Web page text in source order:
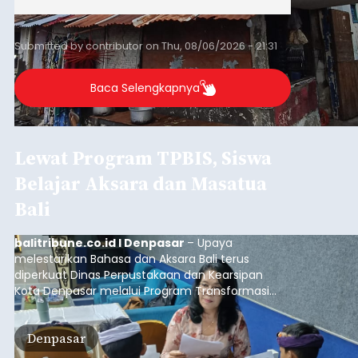
Submitted bycontributoronThu, 08/06/2026 - 21:31
Baca Selengkapnya
Lewat Program TPBIS, Siswa
Belajar Aksara dan Masatua
Bali
balitribune.co.id I Denpasar – Upaya
melestarikan Bahasa dan Aksara Bali terus
diperkuat Dinas Perpustakaan dan Kearsipan
Kota Denpasar melalui Program Transformasi
Perpustakaan Berbasis Inklusi Sosial (TPBIS).
Tahun ini, sebanyak 63 siswa kelas IV dan V SD
Negeri 17 Dangin Puri mendapat pelatihan
Denpasar